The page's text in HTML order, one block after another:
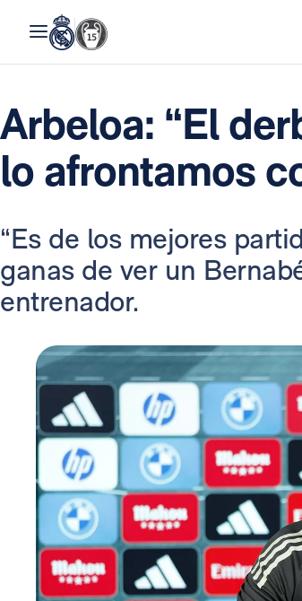
Arbeloa: “El
lo afrontamos
“Es de los mejores
ganas de ver un
entrenador.